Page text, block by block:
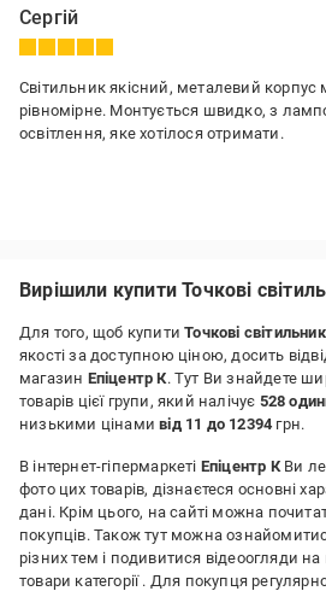
Сергій
Світильник якісний, металевий корпус
рівномірне. Монтується швидко, з
освітлення, яке хотілося отримати.
Вирішили купити Точкові
Для того, щоб купитиТочкові
якості за доступною ціною, досить
магазин Епіцентр К. Тут Ви знайдете
товарів цієї групи, який налічує 528
низькими цінамивід 11 до 12394 грн.
В інтернет-гіпермаркеті Епіцентр КВи
фото цих товарів, дізнаєтеся основні
дані. Крім цього, на сайті можна
покупців. Також тут можна
різних тем і подивитися відеоогляди
товари категорії . Для покупця